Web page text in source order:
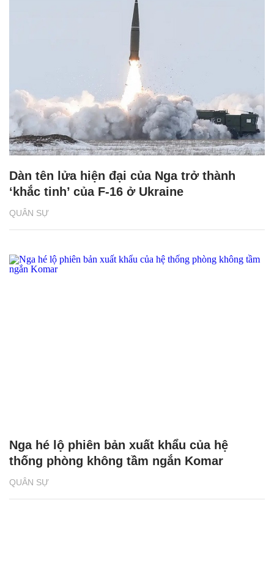
QUÂN SỰ
Dàn tên lửa hiện đại của Nga trở thành
‘khắc tinh’ của F-16 ở Ukraine
QUÂN SỰ
Nga hé lộ phiên bản xuất khẩu của hệ
thống phòng không tầm ngắn Komar